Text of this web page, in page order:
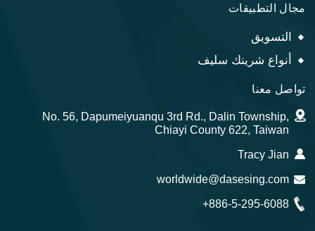
مجال التطبيقات
التسويق
أنواع شرينك سليف
تواصل معنا
No. 56, Dapumeiyuanqu 3rd Rd., Dalin Township,
Chiayi County 622, Taiwan
Tracy Jian
worldwide@dasesing.com
+886-5-295-6088